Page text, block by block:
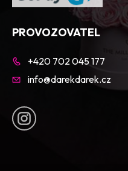
PROVOZOVATEL
+420 702 045 177
info@darekdarek.cz